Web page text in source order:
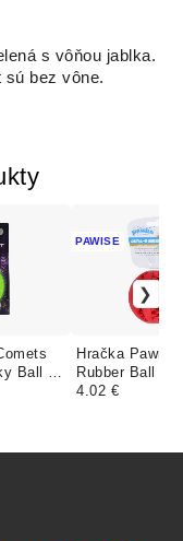
s vôňou jablka.
bez vône.
Ball M
Hračka Pawise
Rubber Ball
PAWISE
4.02 €